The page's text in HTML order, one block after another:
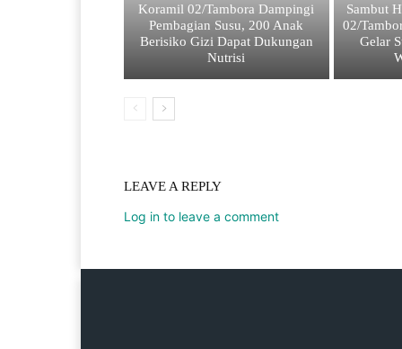
Koramil 02/Tambora Dampingi
Pembagian Susu, 200 Anak
Berisiko Gizi Dapat Dukungan
Nutrisi
Sambut
02/
Gelar
LEAVE A REPLY
Log in to leave a comment